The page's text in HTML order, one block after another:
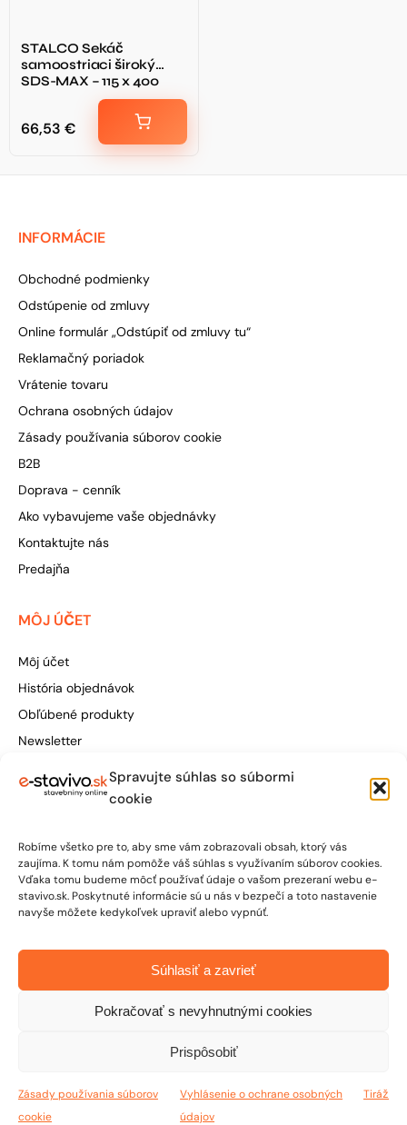
Spravujte súhlas so súbormi
cookie
Robíme všetko pre to, aby sme vám zobrazovali obsah, ktorý vás
zaujíma. K tomu nám pomôže váš súhlas s využívaním súborov cookies.
Vďaka tomu budeme môcť používať údaje o vašom prezeraní webu e-
stavivo.sk. Poskytnuté informácie sú u nás v bezpečí a toto nastavenie
navyše môžete kedykoľvek upraviť alebo vypnúť.
Súhlasiť a zavrieť
Pokračovať s nevyhnutnými cookies
Prispôsobiť
Zásady používania súborov
cookie
Vyhlásenie o ochrane osobných
údajov
Tiráž
STALCO Sekáč
samoostriaci široký
SDS-MAX – 115 x 400
66,53 €
INFORMÁCIE
Obchodné podmienky
Odstúpenie od zmluvy
Online formulár „Odstúpiť od zmluvy tu“
Reklamačný poriadok
Vrátenie tovaru
Ochrana osobných údajov
Zásady používania súborov cookie
B2B
Doprava - cenník
Ako vybavujeme vaše objednávky
Kontaktujte nás
Predajňa
MÔJ ÚČET
Môj účet
História objednávok
Obľúbené produkty
Newsletter
Štúrova 155, 949 01 Nitra
+421 948 906 050
Po-Pia: 7:00 - 15:30
So: 7:00 - 12:00
© 2026 E-STAVIVO | Stavebniny online | Všetky práva vyhradené